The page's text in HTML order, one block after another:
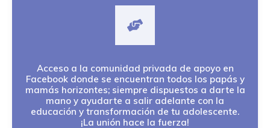
Acceso a la comunidad privada de apoyo en
Facebook donde se encuentran todos los papás y
mamás horizontes; siempre dispuestos a darte la
mano y ayudarte a salir adelante con la
educación y transformación de tu adolescente.
¡La unión hace la fuerza!